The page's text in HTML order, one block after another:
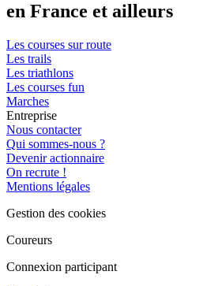
en France et ailleurs
Les courses sur route
Les trails
Les triathlons
Les courses fun
Marches
Entreprise
Nous contacter
Qui sommes-nous ?
Devenir actionnaire
On recrute !
Mentions légales
Gestion des cookies
Coureurs
Connexion participant